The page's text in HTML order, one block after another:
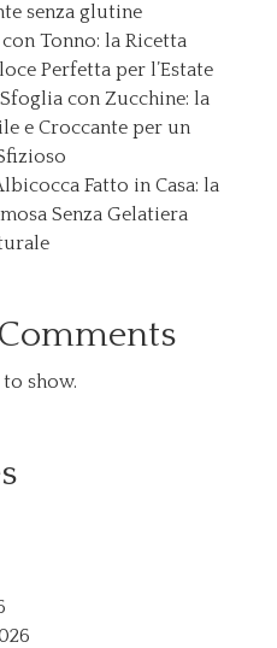
senza glutine
Tonno: la Ricetta
Perfetta per l’Estate
con Zucchine: la
e Croccante per un
Fatto in Casa: la
Senza Gelatiera
show.